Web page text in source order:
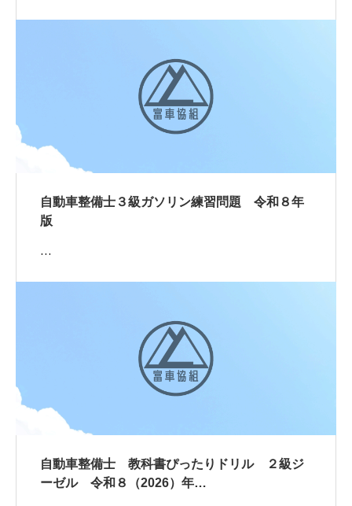
自動車整備士３級ガソリン練習問題 令和８年
版
…
自動車整備士 教科書ぴったりドリル ２級ジ
ーゼル 令和８（2026）年…